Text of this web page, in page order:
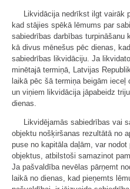
Likvidācija nedrīkst ilgt vairāk
kad stājies spēkā lēmums par
sabiedrības darbības turpināšanu
kā divus mēnešus pēc dienas,
sabiedrības likvidāciju. Ja
minētajā termiņā, Latvijas
laikā pēc šā termiņa beigām
un viņiem likvidācija jāpabeidz
dienas.
Likvidējamās sabiedrības vai
objektu nošķiršanas rezultātā no
puse no kapitāla daļām, var
objektus, atbilstoši samazinot
Ja pašvaldība nevēlas pārņemt
laikā no dienas, kad pieņemts